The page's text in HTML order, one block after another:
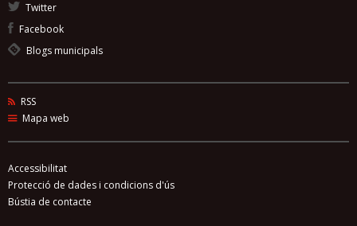
Twitter
Facebook
Blogs municipals
RSS
Mapa web
Accessibilitat
Protecció de dades i condicions d'ús
Bústia de contacte